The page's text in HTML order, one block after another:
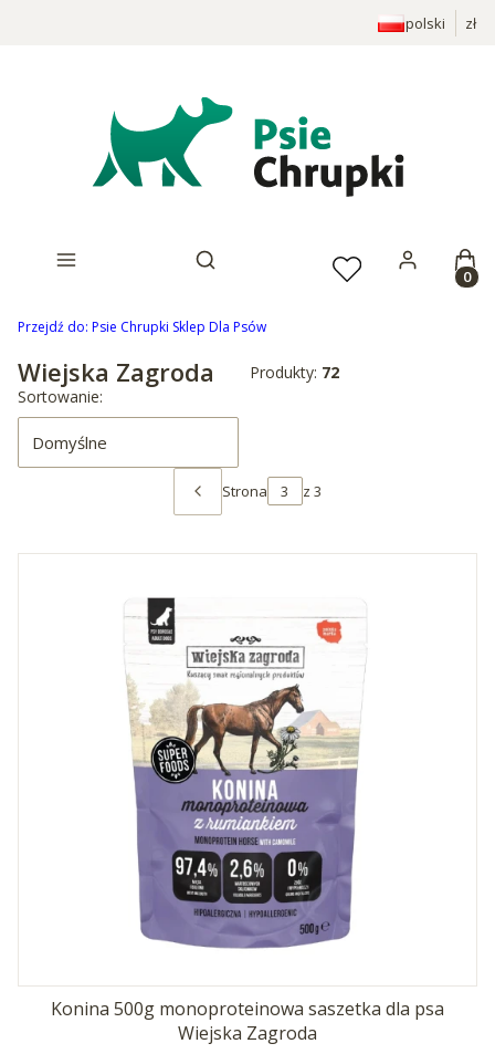
polski zł
Otwórz wyszukiwarkę
Przejdź do: Psie Chrupki Sklep Dla Psów
Wiejska Zagroda Produkty: 72
Lista produktów
Sortowanie:
Domyślne
POPRZEDNIE PRODUKTY
Strona z 3
Konina 500g monoproteinowa saszetka dla psa
Wiejska Zagroda